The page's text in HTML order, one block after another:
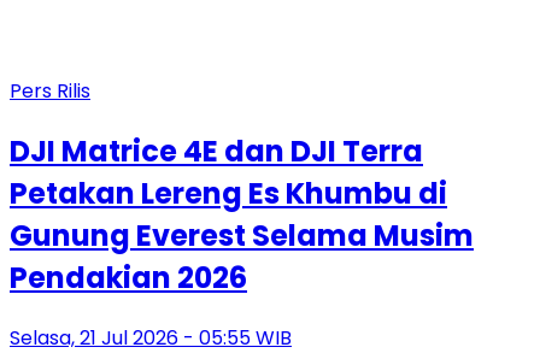
Pers Rilis
DJI Matrice 4E dan DJI Terra
Petakan Lereng Es Khumbu di
Gunung Everest Selama Musim
Pendakian 2026
Selasa, 21 Jul 2026 - 05:55 WIB